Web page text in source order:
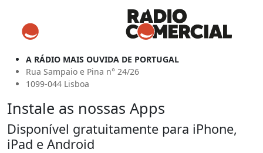
A RÁDIO MAIS OUVIDA DE PORTUGAL
Rua Sampaio e Pina n° 24/26
1099-044 Lisboa
Instale as nossas Apps
Disponível gratuitamente para iPhone,
iPad e Android